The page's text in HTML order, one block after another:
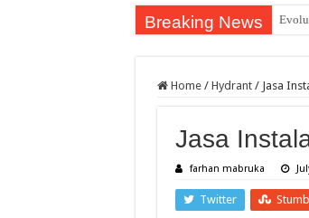
Breaking News
Home / Hydrant / Jasa
Jasa
farhan mabruka
Twitter